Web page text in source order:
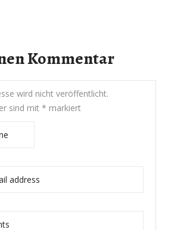
Kommentar
wird nicht veröffentlicht.
sind mit * markiert